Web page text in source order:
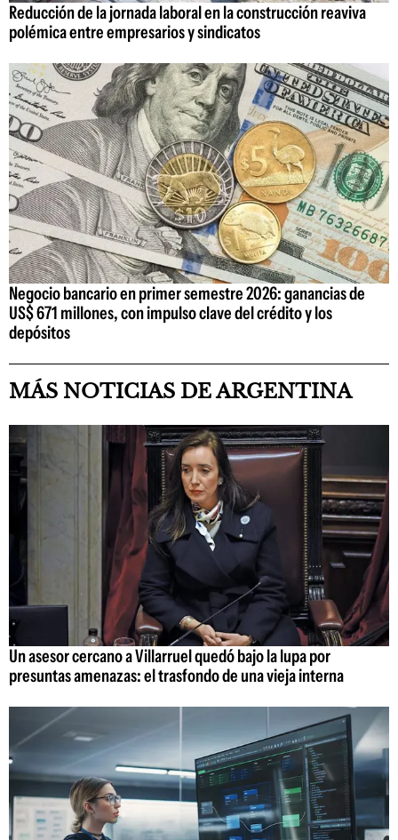
Reducción de la jornada laboral en la construcción reaviva
polémica entre empresarios y sindicatos
Negocio bancario en primer semestre 2026: ganancias de
US$ 671 millones, con impulso clave del crédito y los
depósitos
MÁS NOTICIAS DE ARGENTINA
Un asesor cercano a Villarruel quedó bajo la lupa por
presuntas amenazas: el trasfondo de una vieja interna